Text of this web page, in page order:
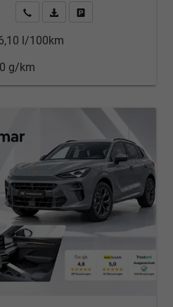
Kontakt & Angebot anfordern
PDF-Datei, Fahrzeugexposé
l/100km
g/km